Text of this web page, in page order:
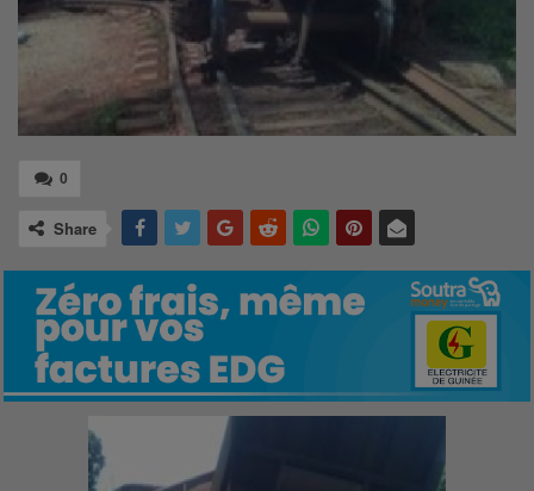
0
Share